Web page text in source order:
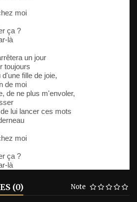
moi
ça ?
là
un jour
toujours
fille de joie,
de moi
de ne plus m'envoler,
lui lancer ces mots
moi
ça ?
là
(0) Note